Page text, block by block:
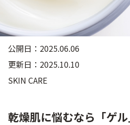
プロダクトラインから探す
公開日：2025.06.06
更新日：2025.10.10
SKIN CARE
乾燥肌に悩むなら「ゲル